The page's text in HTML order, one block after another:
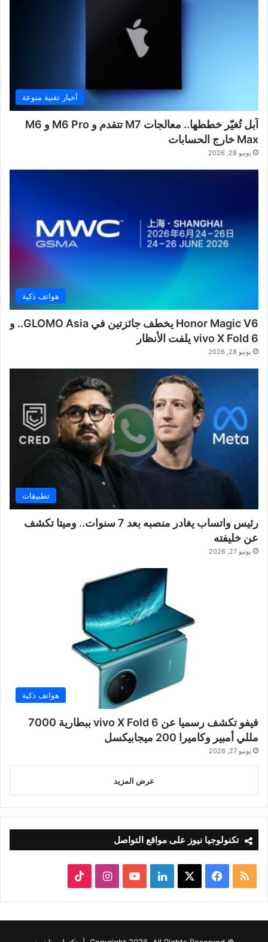
أخبار تقنية منوعة
آبل تُغيّر خططها.. معالجات M7 تتقدم و M6 Pro و M6
Max خارج الحسابات
يونيو 28, 2026
هواتف ذكية
Honor Magic V6 يخطف جائزتين في GLOMO Asia.. و
vivo X Fold 6 يلفت الأنظار
يونيو 28, 2026
تطبيقات
رئيس واتساب يغادر منصبه بعد 7 سنوات.. وميتا تكشف
عن خليفته
يونيو 27, 2026
هواتف ذكية
فيفو تكشف رسميا عن vivo X Fold 6 ببطارية 7000
مللي أمبير وكاميرا 200 ميجابيكسل
يونيو 27, 2026
عرض المزيد
تكنولوجيا نيوز على مواقع التواصل
ملخص
الموقع
RSS
فيسبوك لينكدإن‫YouTubeانستقرام